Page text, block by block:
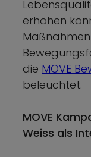
erhöhen
die MOVE
beleuchtet.
MOVE
Weiss als